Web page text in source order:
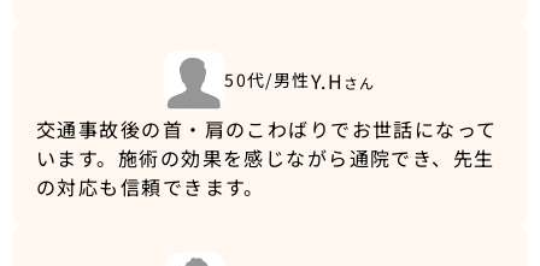
50代/男性Y.H さん
交通事故後の首・肩のこわばりでお世話になって
います。施術の効果を感じながら通院でき、先生
の対応も信頼できます。